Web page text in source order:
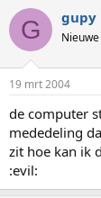
r
w
e
s
t
a
r
t
e
r
d
a
m
G gupy
19 mrt 2004
de computer
mededeling
zit hoe kan ik
:evil: